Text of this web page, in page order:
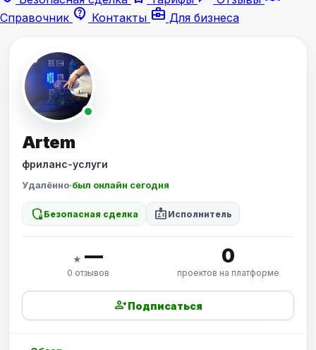
Справочник contact_support Контакты business_center Для бизнеса
Artem
фриланс-услуги
Удалённо·был онлайн сегодня
shield_locked Безопасная сделка badge Исполнитель
★ —
0 отзывов
0
проектов на платформе
person_addПодписаться